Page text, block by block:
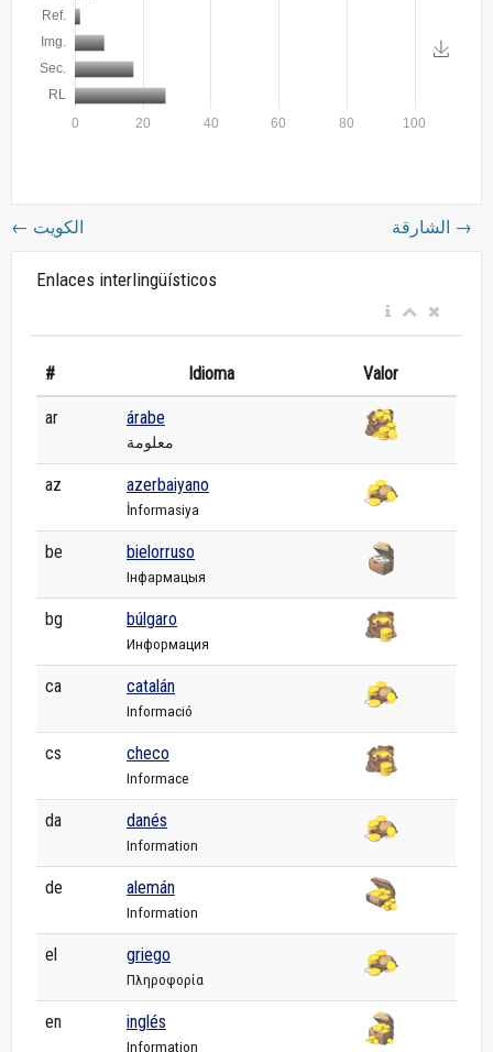
← الكويت →
Enlaces interlingüísticos
# Idioma Valor
ar árabe
معلومة
az azerbaiyano
İnformasiya
be bielorruso
Інфармацыя
bg búlgaro
Информация
ca catalán
Informació
cs checo
Informace
da danés
Information
de alemán
Information
el griego
Πληροφορία
en inglés
Information